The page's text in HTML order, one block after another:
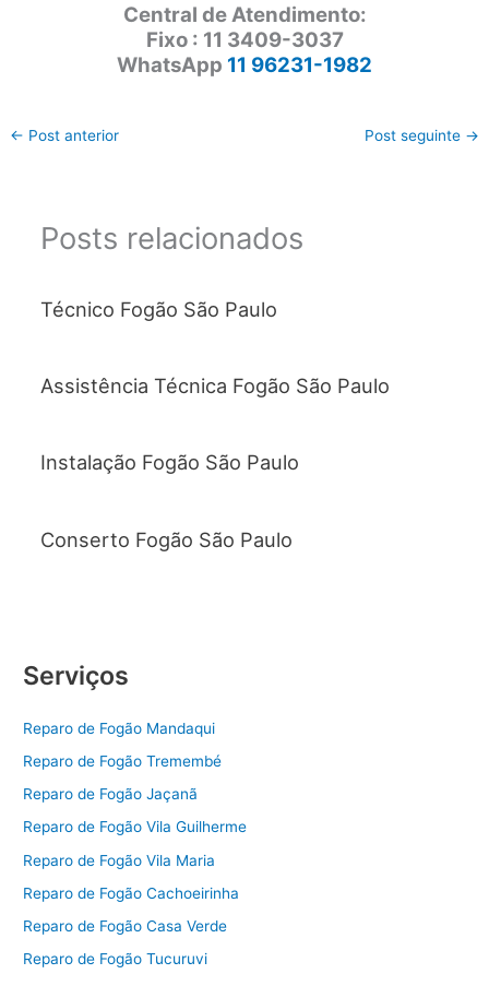
Central de Atendimento:
Fixo : 11 3409-3037
WhatsApp 11 96231-1982
← Post anterior Post seguinte →
Posts relacionados
Técnico Fogão São Paulo
Assistência Técnica Fogão São Paulo
Instalação Fogão São Paulo
Conserto Fogão São Paulo
Serviços
Reparo de Fogão Mandaqui
Reparo de Fogão Tremembé
Reparo de Fogão Jaçanã
Reparo de Fogão Vila Guilherme
Reparo de Fogão Vila Maria
Reparo de Fogão Cachoeirinha
Reparo de Fogão Casa Verde
Reparo de Fogão Tucuruvi